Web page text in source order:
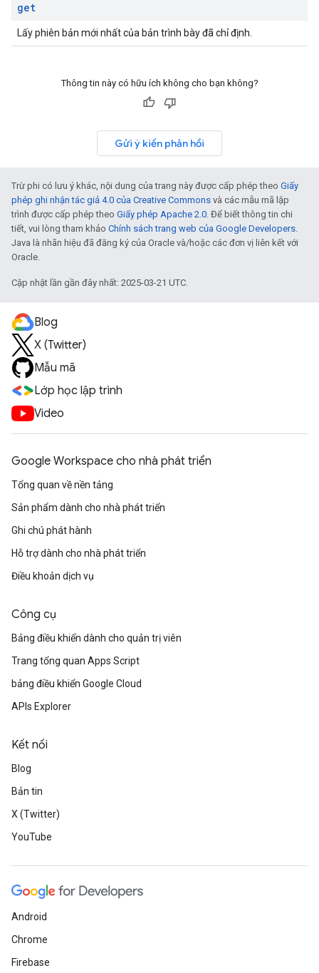
get
Lấy phiên bản mới nhất của bản trình bày đã chỉ định.
Thông tin này có hữu ích không cho bạn không?
Gửi ý kiến phản hồi
Trừ phi có lưu ý khác, nội dung của trang này được cấp phép theo Giấy
phép ghi nhận tác giả 4.0 của Creative Commons và các mẫu mã lập
trình được cấp phép theo Giấy phép Apache 2.0. Để biết thông tin chi
tiết, vui lòng tham khảo Chính sách trang web của Google Developers.
Java là nhãn hiệu đã đăng ký của Oracle và/hoặc các đơn vị liên kết với
Oracle.
Cập nhật lần gần đây nhất: 2025-03-21 UTC.
Blog
X (Twitter)
Mẫu mã
Lớp học lập trình
Video
Google Workspace cho nhà phát triển
Tổng quan về nền tảng
Sản phẩm dành cho nhà phát triển
Ghi chú phát hành
Hỗ trợ dành cho nhà phát triển
Điều khoản dịch vụ
Công cụ
Bảng điều khiển dành cho quản trị viên
Trang tổng quan Apps Script
bảng điều khiển Google Cloud
APIs Explorer
Kết nối
Blog
Bản tin
X (Twitter)
YouTube
Android
Chrome
Firebase